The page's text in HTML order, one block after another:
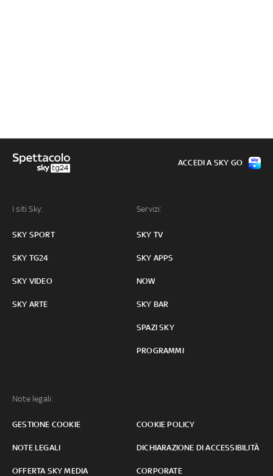
I siti Sky:
SKY SPORT
SKY TG24
SKY VIDEO
SKY ARTE
Servizi:
SKY TV
SKY APPS
NOW
SKY BAR
SPAZI SKY
PROGRAMMI
Note legali:
GESTIONE COOKIE COOKIE POLICY
NOTE LEGALI DICHIARAZIONE DI ACCESSIBILITÀ
OFFERTA SKY MEDIA CORPORATE
ACCEDI A SKY GO